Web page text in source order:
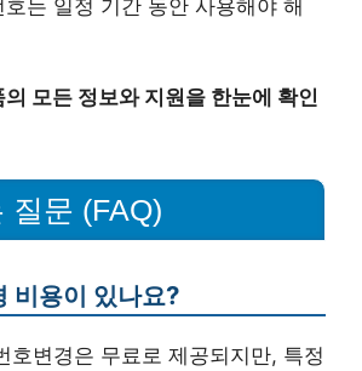
호는 일정 기간 동안 사용해야 해
모든 정보와 지원을 한눈에 확인
질문 (FAQ)
비용이 있나요?
호변경은 무료로 제공되지만, 특정